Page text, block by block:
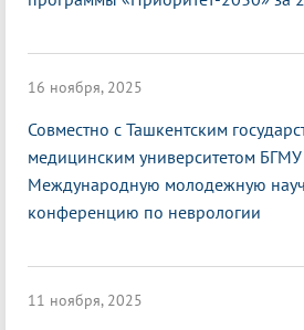
16 ноября, 2025
Совместно с Ташкентским
медицинским университетом
Международную молодежную
конференцию по неврологии
11 ноября, 2025